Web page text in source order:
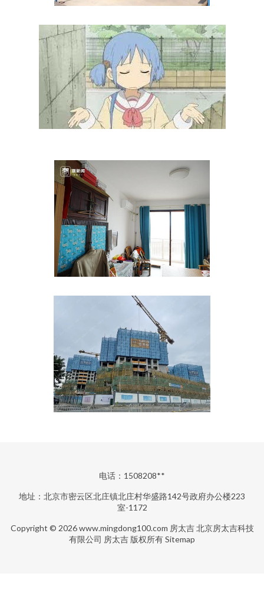
电话：1508208**
地址：北京市密云区北庄镇北庄村华盛路142号政府办公楼223
室-1172
Copyright © 2026www.mingdong100.com 房太吉 北京房太吉科技
有限公司 房太吉 版权所有Sitemap